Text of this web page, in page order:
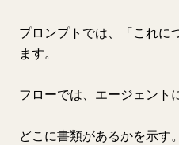
プロンプトでは、「これに
ます。
フローでは、エージェント
どこに書類があるかを示す